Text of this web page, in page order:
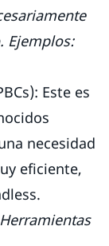
Ejemplos:
Este es
necesidad
eficiente,